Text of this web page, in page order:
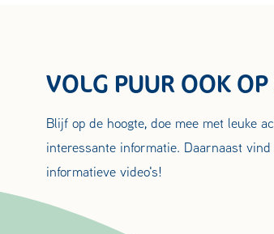
VOLG PUUR OOK
Blijf op de hoogte, doe mee met leuke
interessante informatie. Daarnaast vind
informatieve video's!